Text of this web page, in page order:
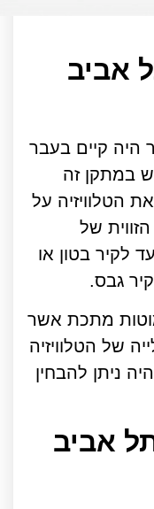
אביב
היה קיים בעבר
במתקן זה
הטלוויזיה על
של
לקיר בטון או
גבס.
מתכת אשר
של הטלוויזיה
ניתן להבחין
אביב